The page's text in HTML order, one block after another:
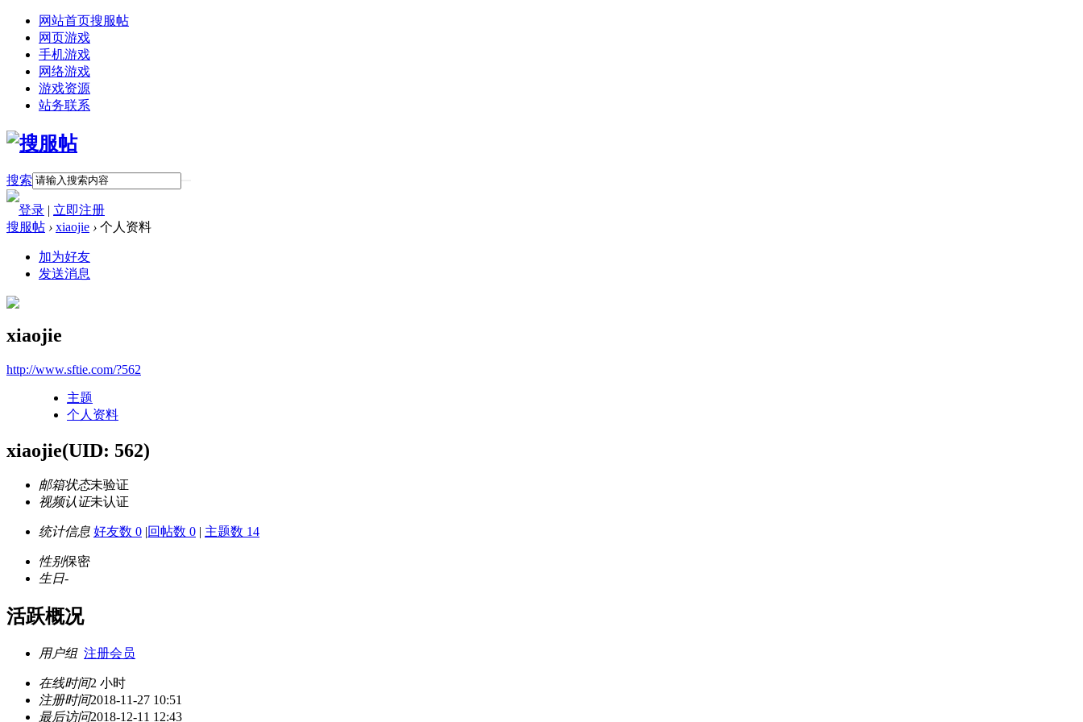
网站首页搜服帖
网页游戏
手机游戏
网络游戏
游戏资源
站务联系
搜索
登录 | 立即注册
搜服帖 › xiaojie › 个人资料
加为好友
发送消息
xiaojie
http://www.sftie.com/?562
主题
个人资料
xiaojie(UID: 562)
邮箱状态未验证
视频认证未认证
统计信息 好友数 0 |回帖数 0 | 主题数 14
性别保密
生日-
活跃概况
用户组 注册会员
在线时间2 小时
注册时间2018-11-27 10:51
最后访问2018-12-11 12:43